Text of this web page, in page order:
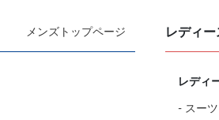
メンズトップページ レディー
レディ
- スーツ